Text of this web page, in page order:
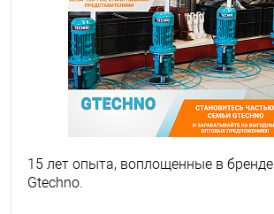
15 лет опыта, воплощенные в бренде
Gtechno.